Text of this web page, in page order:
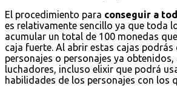
El procedimiento para conseguir a
es relativamente sencillo ya que toda
acumular un total de 100 monedas
caja fuerte. Al abrir estas cajas podrás
personajes o personajes ya obtenidos,
luchadores, incluso elixir que podrá
habilidades de los personajes con los